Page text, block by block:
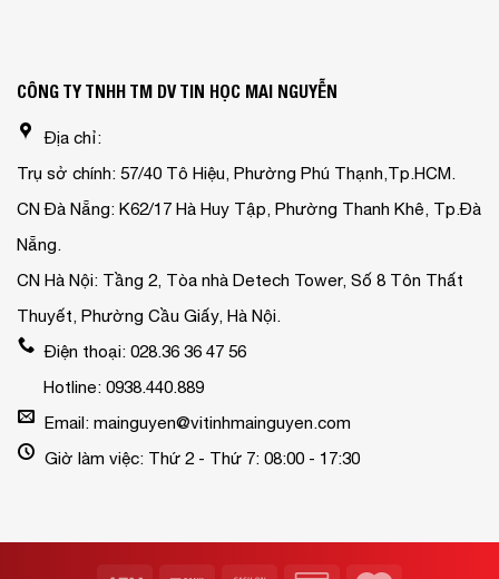
CÔNG TY TNHH TM DV TIN HỌC MAI NGUYỄN
Địa chỉ:
Trụ sở chính: 57/40 Tô Hiệu, Phường Phú Thạnh,Tp.HCM.
CN Đà Nẵng: K62/17 Hà Huy Tập, Phường Thanh Khê, Tp.Đà
Nẵng.
CN Hà Nội: Tầng 2, Tòa nhà Detech Tower, Số 8 Tôn Thất
Thuyết, Phường Cầu Giấy, Hà Nội.
Điện thoại: 028.36 36 47 56
Hotline: 0938.440.889
Email: mainguyen@vitinhmainguyen.com
Giờ làm việc: Thứ 2 - Thứ 7: 08:00 - 17:30